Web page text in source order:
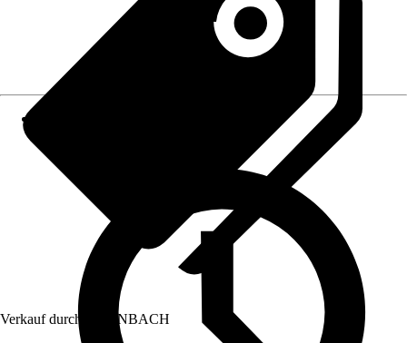
Verkauf durch: HORNBACH